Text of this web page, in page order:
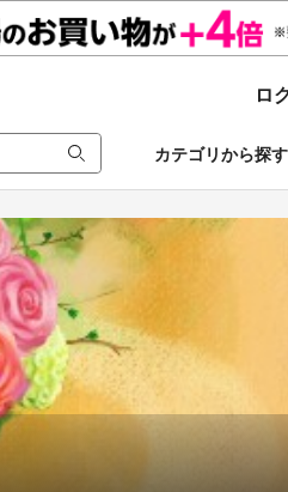
ロ
カテゴリから探す